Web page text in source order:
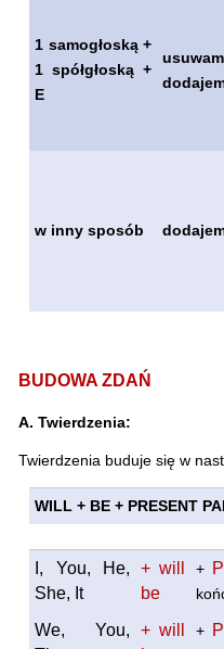
1 samogłoską +
1 spółgłoską +
E
w inny sposób
BUDOWA ZDAŃ
A. Twierdzenia:
Twierdzenia buduje się w
WILL + BE + PRESENT
I, You, He,
She, It
+ will
be
+
We, You,
+ will
+